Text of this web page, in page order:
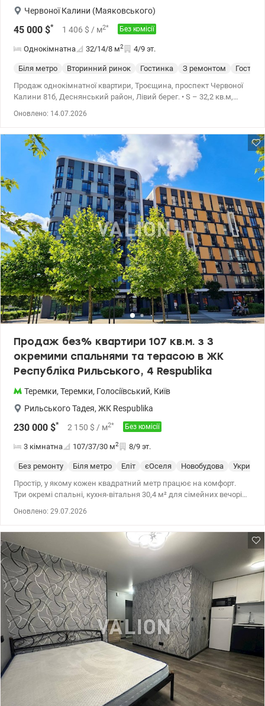
Червоної Калини (Маяковського)
45 000 $* 1 406 $ / м2* Без комісії
Однокімнатна 32/14/8 м2 4/9 эт.
Біля метро Вторинний ринок Гостинка З ремонтом
Продаж однокімнатної квартири, Троєщина, проспект Червоної
Калини 81б, Деснянський район, Лівий берег. • S – 32,2 кв.м,
є доглянута прибудинкова територія, дитячі майданчики,
паркувальні місця. • Будинок оточений розвиненою
інфраструктурою: поряд з будинком знаходяться гімназія,
дитячий садок, шкіл, спортивні майданчики, аптеки, салони
краси, кафе, ресторани, відділення банків, пошта, магазини,
супермаркети, ринок, бювет. • Відпочинок: сквер, озера з
пляжами, кінотеатр «Флоренція». • Зручна транспортна
розв'язка: до зупинки швидкісного трамвая – 7 хв пішки, до ст.
Лівобережна, Дарниця - 20 хв маршруткою, до ст.м. Почайна - 30
хв транспортом. Ціна: 45000 у.о., тел. 067 409-44-43
Олівія.valion.ua/1151276
Оновлено: 14.07.2026
Продаж без% квартири 107 кв.м. з 3
окремими спальнями та терасою в ЖК
Республіка Рильського, 4 Respublika
Теремки, Теремки, Голосіївський, Київ
Рильського Тадея, ЖК Respublika
230 000 $* 2 150 $ / м2* Без комісії
3 кімнатна 107/37/30 м2 8/9 эт.
Без ремонту Біля метро Еліт єОселя Новобудова
Укриття
Простір, у якому кожен квадратний метр працює на комфорт.
Три окремі спальні, кухня-вітальня 30,4 м² для сімейних вечорів і
дозволяє максимально ефективно використовувати площу. ЖК
Respublika - сучасний закритий комплекс із власною
інфраструктурою, охороною, лаунж-зонами, басейном,
спортивними та дитячими майданчиками, магазинами, кафе й
усім необхідним для комфортного життя. Ця квартира підійде
тим, хто цінує комфорт, безпеку, престижну адресу та житло, яке
залишатиметься ліквідним роками. Ціна: 230 000 у.о. без комісії
097-510-0728, Сокольська Ірина valion.ua/1154543
Оновлено: 29.07.2026